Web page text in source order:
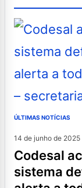
ÚLTIMAS NOTÍCIAS
14 de junho de 2025
codesal aciona evento-teste do
sistema